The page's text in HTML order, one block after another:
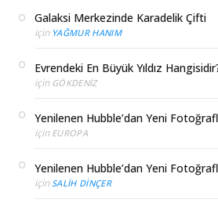
Galaksi Merkezinde Karadelik Çifti
için YAĞMUR HANIM
Evrendeki En Büyük Yıldız
için GÖKDENIZ
Yenilenen Hubble’dan Yeni
için EUROPA
Yenilenen Hubble’dan Yeni
içinSALIH DINÇER